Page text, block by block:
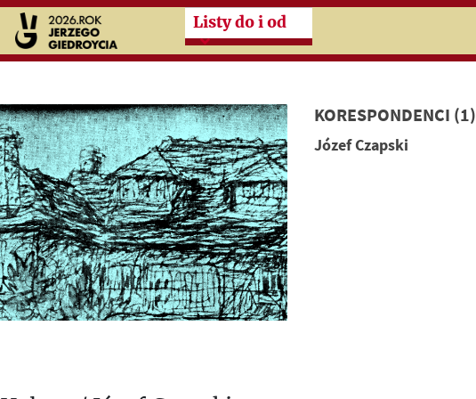
Przeskocz do treści zasadniczej
Listy do i od
KORESPONDENCI (1)
Józef Czapski